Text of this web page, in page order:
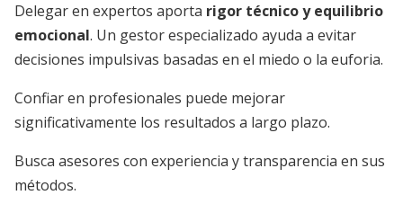
Delegar en expertos aporta rigor técnico y equilibrio
emocional. Un gestor especializado ayuda a evitar
decisiones impulsivas basadas en el miedo o la euforia.
Confiar en profesionales puede mejorar
significativamente los resultados a largo plazo.
Busca asesores con experiencia y transparencia en sus
métodos.